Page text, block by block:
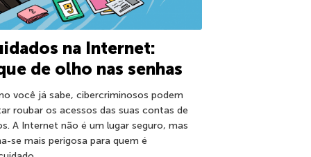
na Internet:
de olho nas senhas
você já sabe, cibercriminosos podem
roubar os acessos das suas contas de
A Internet não é um lugar seguro, mas
se mais perigosa para quem é